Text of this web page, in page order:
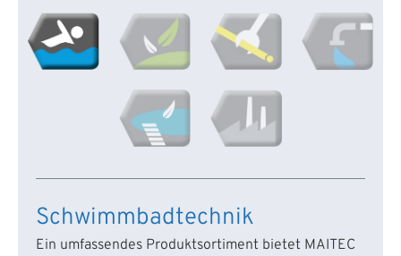
Schwimmbadtechnik
Ein umfassendes Produktsortiment bietet MAITEC